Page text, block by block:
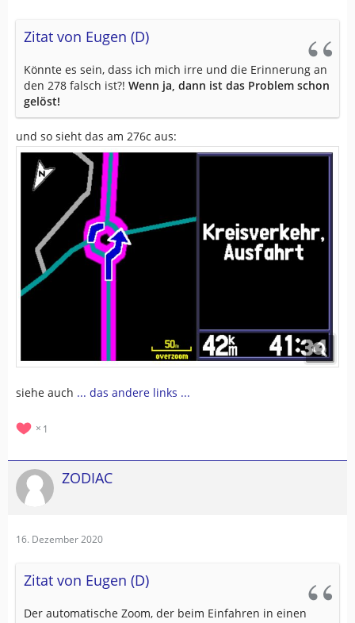
Zitat von Eugen (D)
Könnte es sein, dass ich mich irre und die Erinnerung an
den 278 falsch ist?! Wenn ja, dann ist das Problem schon
gelöst!
und so sieht das am 276c aus:
siehe auch ... das andere links ...
1
ZODIAC
16. Dezember 2020
Zitat von Eugen (D)
Der automatische Zoom, der beim Einfahren in einen